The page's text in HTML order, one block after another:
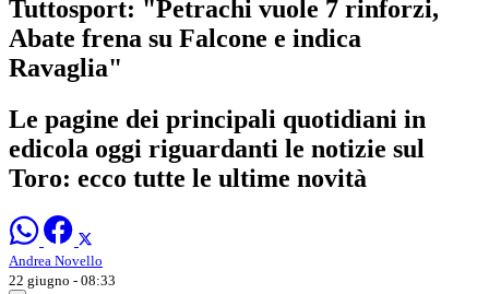
Tuttosport: "Petrachi vuole 7 rinforzi,
Abate frena su Falcone e indica
Ravaglia"
Le pagine dei principali quotidiani in
edicola oggi riguardanti le notizie sul
Toro: ecco tutte le ultime novità
Andrea Novello
22 giugno - 08:33